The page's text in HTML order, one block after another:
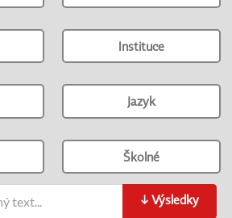
Instituce
Jazyk
Školné
↓ Výsledky